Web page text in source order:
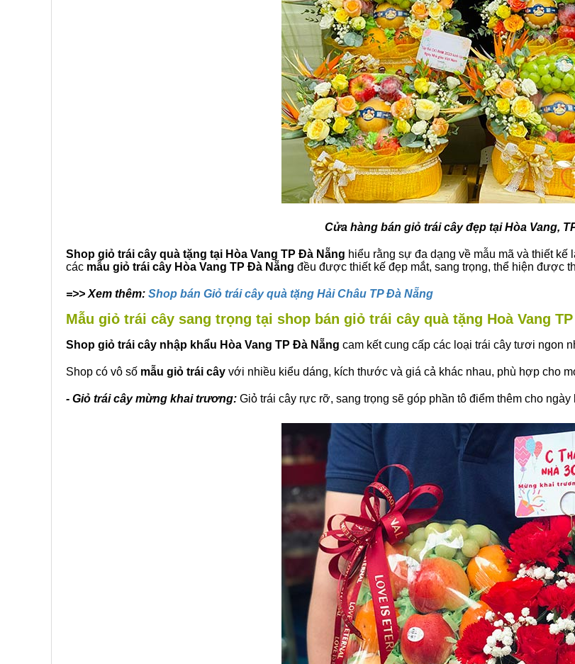
Cửa hàng bán giỏ trái cây đẹp tại Hòa Vang,
Shop giỏ trái cây quà tặng tại Hòa Vang TP Đà Nẵng hiểu rằng sự đa dạng về mẫu mã và thiết kế
các mẫu giỏ trái cây Hòa Vang TP Đà Nẵng đều được thiết kế đẹp mắt, sang trọng, thể hiện được
=>> Xem thêm: Shop bán Giỏ trái cây quà tặng Hải Châu TP Đà Nẵng
Mẫu giỏ trái cây sang trọng tại shop bán giỏ trái cây quà tặng Hoà Vang
Shop giỏ trái cây nhập khẩu Hòa Vang TP Đà Nẵng cam kết cung cấp các loại trái cây tươi ngon
Shop có vô số mẫu giỏ trái cây với nhiều kiểu dáng, kích thước và giá cả khác nhau, phù hợp cho
- Giỏ trái cây mừng khai trương: Giỏ trái cây rực rỡ, sang trọng sẽ góp phần tô điểm thêm cho